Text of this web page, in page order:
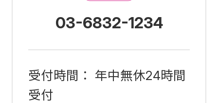
03-6832-1234
受付時間： 年中無休24時間
受付